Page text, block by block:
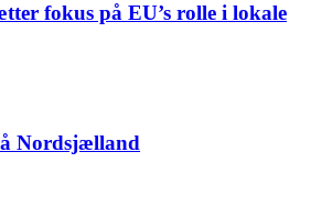
fokus på EU’s rolle i lokale
Nordsjælland